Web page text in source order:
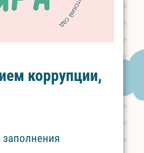
коррупции,